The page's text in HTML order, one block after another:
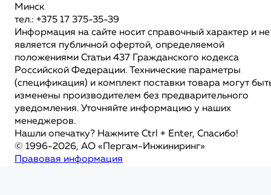
Минск
тел.: +375 17 375-35-39
Информация на сайте носит справочный характер и не
является публичной офертой, определяемой
положениями Статьи 437 Гражданского кодекса
Российской Федерации. Технические параметры
(спецификация) и комплект поставки товара могут
изменены производителем без предварительного
уведомления. Уточняйте информацию у наших
менеджеров.
Нашли опечатку? Нажмите Ctrl + Enter, Спасибо!
© 1996-2026, АО «Пергам-Инжиниринг»
Правовая информация